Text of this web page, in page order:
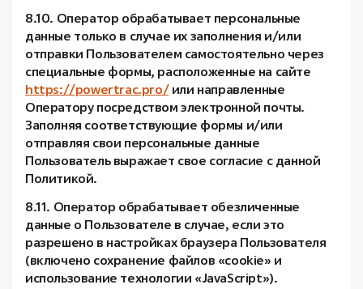
8.10. Оператор обрабатывает персональные
данные только в случае их заполнения и/или
отправки Пользователем самостоятельно через
специальные формы, расположенные на сайте
https://powertrac.pro/или направленные
Оператору посредством электронной почты.
Заполняя соответствующие формы и/или
отправляя свои персональные данные
Пользователь выражает свое согласие с данной
Политикой.
8.11. Оператор обрабатывает обезличенные
данные о Пользователе в случае, если это
разрешено в настройках браузера Пользователя
(включено сохранение файлов «cookie» и
использование технологии «JavaScript»).